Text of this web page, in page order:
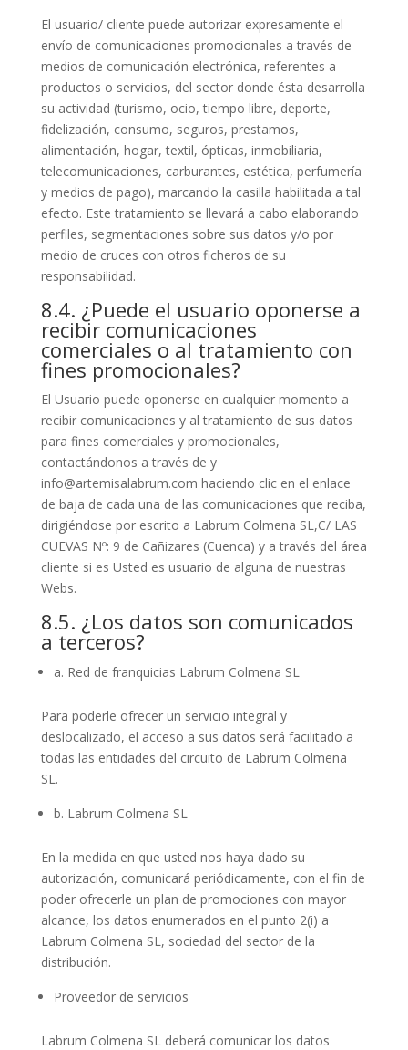
El usuario/ cliente puede autorizar expresamente el
envío de comunicaciones promocionales a través de
medios de comunicación electrónica, referentes a
productos o servicios, del sector donde ésta desarrolla
su actividad (turismo, ocio, tiempo libre, deporte,
fidelización, consumo, seguros, prestamos,
alimentación, hogar, textil, ópticas, inmobiliaria,
telecomunicaciones, carburantes, estética, perfumería
y medios de pago), marcando la casilla habilitada a tal
efecto. Este tratamiento se llevará a cabo elaborando
perfiles, segmentaciones sobre sus datos y/o por
medio de cruces con otros ficheros de su
responsabilidad.
8.4. ¿Puede el usuario oponerse a
recibir comunicaciones
comerciales o al tratamiento con
fines promocionales?
El Usuario puede oponerse en cualquier momento a
recibir comunicaciones y al tratamiento de sus datos
para fines comerciales y promocionales,
contactándonos a través de y
info@artemisalabrum.com haciendo clic en el enlace
de baja de cada una de las comunicaciones que reciba,
dirigiéndose por escrito a Labrum Colmena SL,C/ LAS
CUEVAS Nº: 9 de Cañizares (Cuenca) y a través del área
cliente si es Usted es usuario de alguna de nuestras
Webs.
8.5. ¿Los datos son comunicados
a terceros?
a. Red de franquicias Labrum Colmena SL
Para poderle ofrecer un servicio integral y
deslocalizado, el acceso a sus datos será facilitado a
todas las entidades del circuito de Labrum Colmena
SL.
b. Labrum Colmena SL
En la medida en que usted nos haya dado su
autorización, comunicará periódicamente, con el fin de
poder ofrecerle un plan de promociones con mayor
alcance, los datos enumerados en el punto 2(i) a
Labrum Colmena SL, sociedad del sector de la
distribución.
Proveedor de servicios
Labrum Colmena SL deberá comunicar los datos